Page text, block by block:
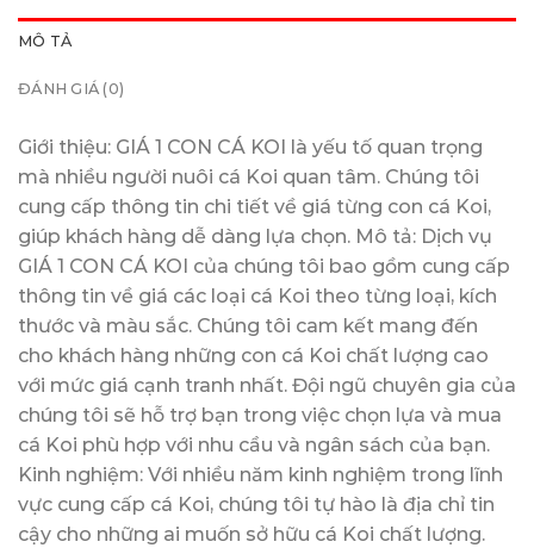
MÔ TẢ
ĐÁNH GIÁ (0)
Giới thiệu: GIÁ 1 CON CÁ KOI là yếu tố quan trọng
mà nhiều người nuôi cá Koi quan tâm. Chúng tôi
cung cấp thông tin chi tiết về giá từng con cá Koi,
giúp khách hàng dễ dàng lựa chọn. Mô tả: Dịch vụ
GIÁ 1 CON CÁ KOI của chúng tôi bao gồm cung cấp
thông tin về giá các loại cá Koi theo từng loại, kích
thước và màu sắc. Chúng tôi cam kết mang đến
cho khách hàng những con cá Koi chất lượng cao
với mức giá cạnh tranh nhất. Đội ngũ chuyên gia của
chúng tôi sẽ hỗ trợ bạn trong việc chọn lựa và mua
cá Koi phù hợp với nhu cầu và ngân sách của bạn.
Kinh nghiệm: Với nhiều năm kinh nghiệm trong lĩnh
vực cung cấp cá Koi, chúng tôi tự hào là địa chỉ tin
cậy cho những ai muốn sở hữu cá Koi chất lượng.